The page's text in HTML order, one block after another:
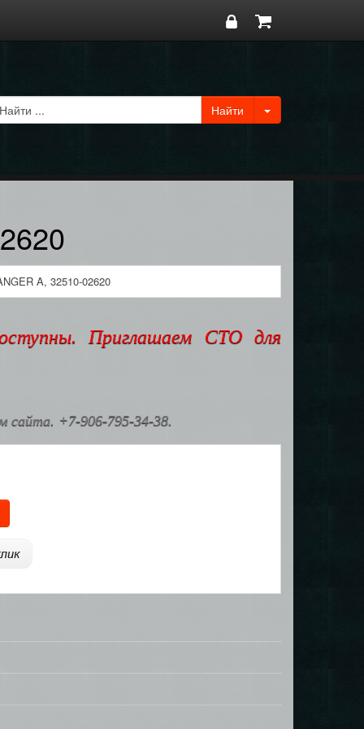
A, 32510-02620
Приглашаем СТО для
сайта. +7-906-795-34-38.